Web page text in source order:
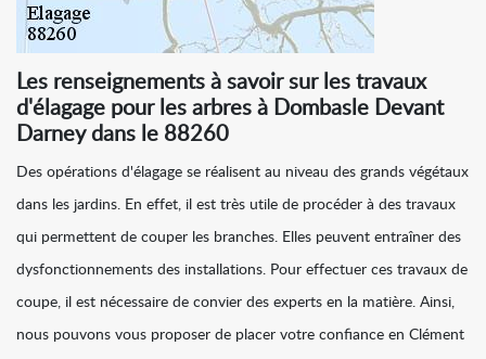
Les renseignements à savoir sur les travaux
d'élagage pour les arbres à Dombasle Devant
Darney dans le 88260
Des opérations d'élagage se réalisent au niveau des grands végétaux
dans les jardins. En effet, il est très utile de procéder à des travaux
qui permettent de couper les branches. Elles peuvent entraîner des
dysfonctionnements des installations. Pour effectuer ces travaux de
coupe, il est nécessaire de convier des experts en la matière. Ainsi,
nous pouvons vous proposer de placer votre confiance en Clément